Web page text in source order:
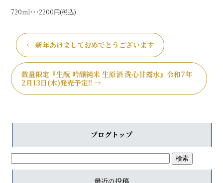
720ml･･･2200円(税込)
← 新年あけましておめでとうございます
数量限定『生酛 吟醸純米 生原酒 洗心甘露水』令和7年
2月13日(木)発売予定!!→
ブログトップ
最近の投稿